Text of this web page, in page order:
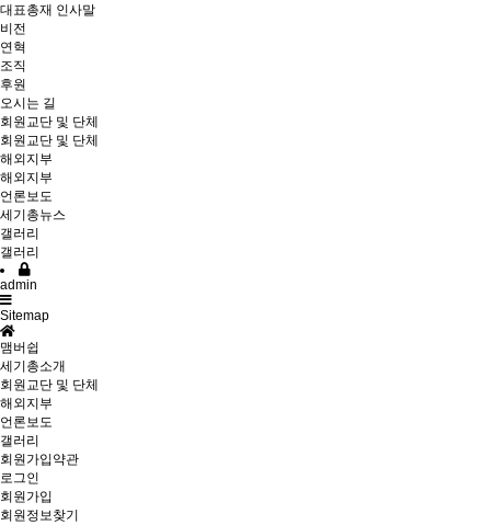
대표총재 인사말
비전
연혁
조직
후원
오시는 길
회원교단 및 단체
회원교단 및 단체
해외지부
해외지부
언론보도
세기총뉴스
갤러리
갤러리
admin
Sitemap
맴버쉽
세기총소개
회원교단 및 단체
해외지부
언론보도
갤러리
회원가입약관
로그인
회원가입
회원정보찾기